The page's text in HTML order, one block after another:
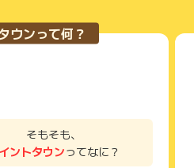
電話など2つ以上の申し込み方
WEBフォームからお申し込みく
得するまで必ず保管してくださ
問い合わせされる際に、該当の
イントに関するお問い合わせを
お願いいたします。
ウンって何？
そもそも、
ントタウンってなに？